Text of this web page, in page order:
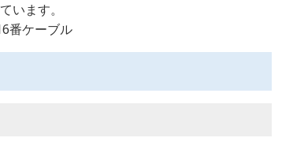
います。
番ケーブル